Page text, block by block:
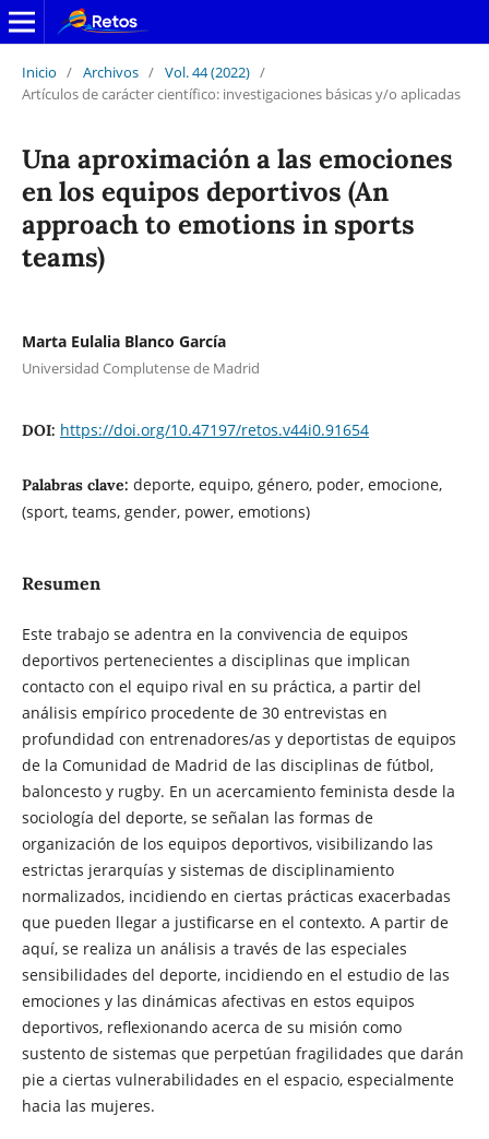
Inicio / Archivos / Vol. 44 (2022) /
Artículos de carácter científico: investigaciones básicas y/o aplicadas
Una aproximación a las emociones
en los equipos deportivos (An
approach to emotions in sports
teams)
Marta Eulalia Blanco García
Universidad Complutense de Madrid
DOI: https://doi.org/10.47197/retos.v44i0.91654
Palabras clave: deporte, equipo, género, poder, emocione,
(sport, teams, gender, power, emotions)
Resumen
Este trabajo se adentra en la convivencia de equipos
deportivos pertenecientes a disciplinas que implican
contacto con el equipo rival en su práctica, a partir del
análisis empírico procedente de 30 entrevistas en
profundidad con entrenadores/as y deportistas de equipos
de la Comunidad de Madrid de las disciplinas de fútbol,
baloncesto y rugby. En un acercamiento feminista desde la
sociología del deporte, se señalan las formas de
organización de los equipos deportivos, visibilizando las
estrictas jerarquías y sistemas de disciplinamiento
normalizados, incidiendo en ciertas prácticas exacerbadas
que pueden llegar a justificarse en el contexto. A partir de
aquí, se realiza un análisis a través de las especiales
sensibilidades del deporte, incidiendo en el estudio de las
emociones y las dinámicas afectivas en estos equipos
deportivos, reflexionando acerca de su misión como
sustento de sistemas que perpetúan fragilidades que darán
pie a ciertas vulnerabilidades en el espacio, especialmente
hacia las mujeres.